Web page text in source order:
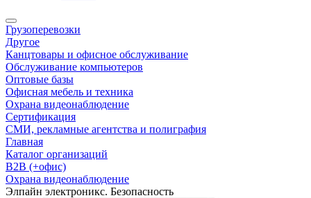
Грузоперевозки
Другое
Канцтовары и офисное обслуживание
Обслуживание компьютеров
Оптовые базы
Офисная мебель и техника
Охрана видеонаблюдение
Сертификация
СМИ, рекламные агентства и полиграфия
Главная
Каталог организаций
B2B (+офис)
Охрана видеонаблюдение
Элпайн электроникс. Безопасность